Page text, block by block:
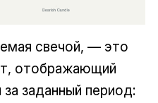
свечой, — это
отображающий
заданный период: